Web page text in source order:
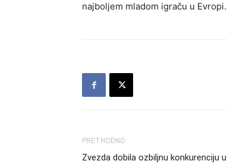
najboljem mladom igraču u Evropi.
PRETHODNO
Zvezda dobila ozbiljnu konkurenciju